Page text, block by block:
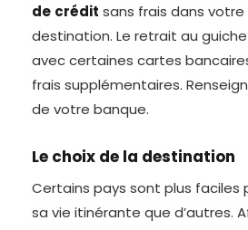
de crédit sans frais dans
destination. Le retrait au
avec certaines cartes
frais supplémentaires.
de votre banque.
Le choix de la destination
Certains pays sont plus faciles
sa vie itinérante que d’autres.